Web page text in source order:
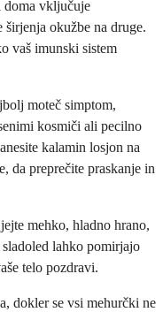
doma vključuje
okužbe na druge.
vaš imunski sistem
moteč simptom,
kosmiči ali pecilno
kalamin losjon na
da preprečite praskanje in
mehko, hladno hrano,
lahko pomirjajo
telo pozdravi.
dokler se vsi mehurčki ne